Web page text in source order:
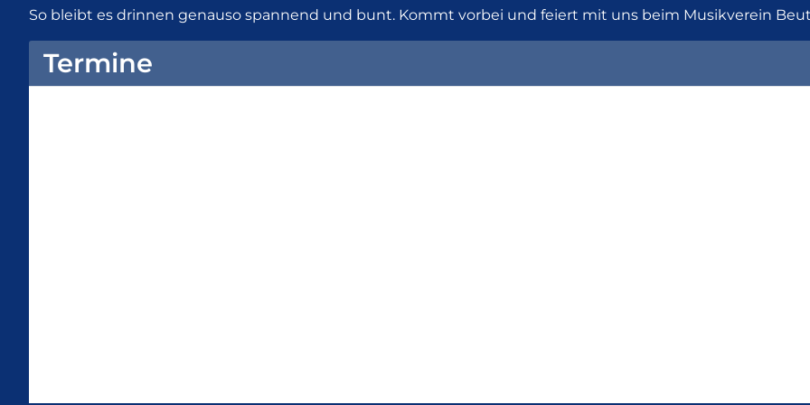
Termine
So bleibt es drinnen genauso spannend und bunt. Kommt vorbei und feiert mit uns beim Musikverein